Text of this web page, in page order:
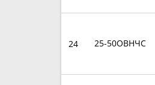
24 25-50ОВНЧС